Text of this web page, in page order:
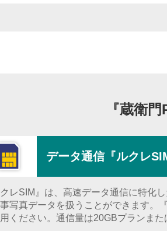
『蔵衛
データ通信『ルクレ
クレSIM』は、高速データ通信に特化
写真データを扱うことができます。
ください。通信量は20GBプランま